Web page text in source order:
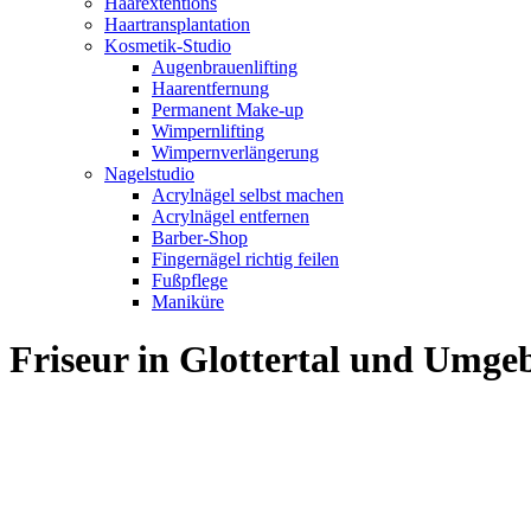
Haartransplantation
Kosmetik-Studio
Augenbrauenlifting
Haarentfernung
Permanent Make-up
Wimpernlifting
Wimpernverlängerung
Nagelstudio
Acrylnägel selbst machen
Acrylnägel entfernen
Barber-Shop
Fingernägel richtig feilen
Fußpflege
Maniküre
Friseur in Glottertal und